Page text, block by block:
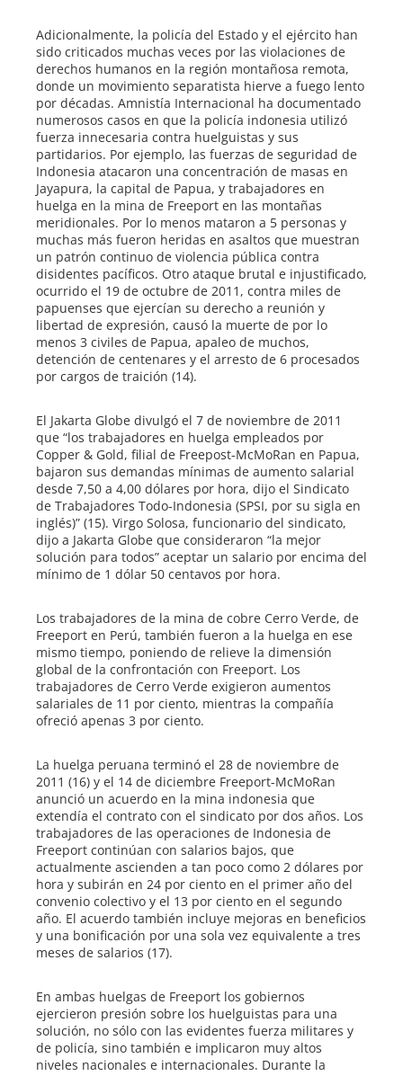
Adicionalmente, la policía del Estado y el ejército han
sido criticados muchas veces por las violaciones de
derechos humanos en la región montañosa remota,
donde un movimiento separatista hierve a fuego lento
por décadas. Amnistía Internacional ha documentado
numerosos casos en que la policía indonesia utilizó
fuerza innecesaria contra huelguistas y sus
partidarios. Por ejemplo, las fuerzas de seguridad de
Indonesia atacaron una concentración de masas en
Jayapura, la capital de Papua, y trabajadores en
huelga en la mina de Freeport en las montañas
meridionales. Por lo menos mataron a 5 personas y
muchas más fueron heridas en asaltos que muestran
un patrón continuo de violencia pública contra
disidentes pacíficos. Otro ataque brutal e injustificado,
ocurrido el 19 de octubre de 2011, contra miles de
papuenses que ejercían su derecho a reunión y
libertad de expresión, causó la muerte de por lo
menos 3 civiles de Papua, apaleo de muchos,
detención de centenares y el arresto de 6 procesados
por cargos de traición (14).
El Jakarta Globe divulgó el 7 de noviembre de 2011
que “los trabajadores en huelga empleados por
Copper & Gold, filial de Freepost-McMoRan en Papua,
bajaron sus demandas mínimas de aumento salarial
desde 7,50 a 4,00 dólares por hora, dijo el Sindicato
de Trabajadores Todo-Indonesia (SPSI, por su sigla en
inglés)” (15). Virgo Solosa, funcionario del sindicato,
dijo a Jakarta Globe que consideraron “la mejor
solución para todos” aceptar un salario por encima del
mínimo de 1 dólar 50 centavos por hora.
Los trabajadores de la mina de cobre Cerro Verde, de
Freeport en Perú, también fueron a la huelga en ese
mismo tiempo, poniendo de relieve la dimensión
global de la confrontación con Freeport. Los
trabajadores de Cerro Verde exigieron aumentos
salariales de 11 por ciento, mientras la compañía
ofreció apenas 3 por ciento.
La huelga peruana terminó el 28 de noviembre de
2011 (16) y el 14 de diciembre Freeport-McMoRan
anunció un acuerdo en la mina indonesia que
extendía el contrato con el sindicato por dos años. Los
trabajadores de las operaciones de Indonesia de
Freeport continúan con salarios bajos, que
actualmente ascienden a tan poco como 2 dólares por
hora y subirán en 24 por ciento en el primer año del
convenio colectivo y el 13 por ciento en el segundo
año. El acuerdo también incluye mejoras en beneficios
y una bonificación por una sola vez equivalente a tres
meses de salarios (17).
En ambas huelgas de Freeport los gobiernos
ejercieron presión sobre los huelguistas para una
solución, no sólo con las evidentes fuerza militares y
de policía, sino también e implicaron muy altos
niveles nacionales e internacionales. Durante la